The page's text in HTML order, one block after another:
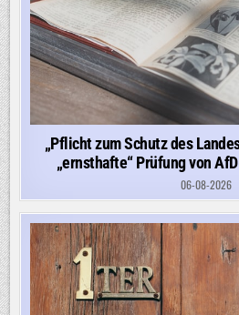
„Pflicht zum Schutz des
„ernsthafte“ Prüfung von
06-08-2026